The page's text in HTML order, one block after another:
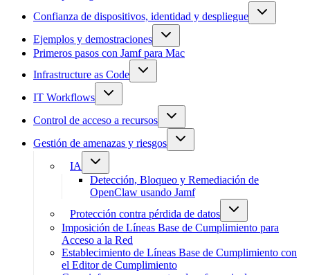
Confianza de dispositivos, identidad y despliegue
Ejemplos y demostraciones
Primeros pasos con Jamf para Mac
Infrastructure as Code
IT Workflows
Control de acceso a recursos
Gestión de amenazas y riesgos
IA
Detección, Bloqueo y Remediación de
OpenClaw usando Jamf
Protección contra pérdida de datos
Imposición de Líneas Base de Cumplimiento para
Acceso a la Red
Establecimiento de Líneas Base de Cumplimiento con
el Editor de Cumplimiento